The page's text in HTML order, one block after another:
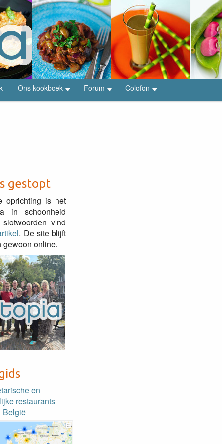
Ons kookboek Forum Colofon
gestopt
oprichting is het
in schoonheid
vind
. De site blijft
gewoon online.
en
restaurants
België